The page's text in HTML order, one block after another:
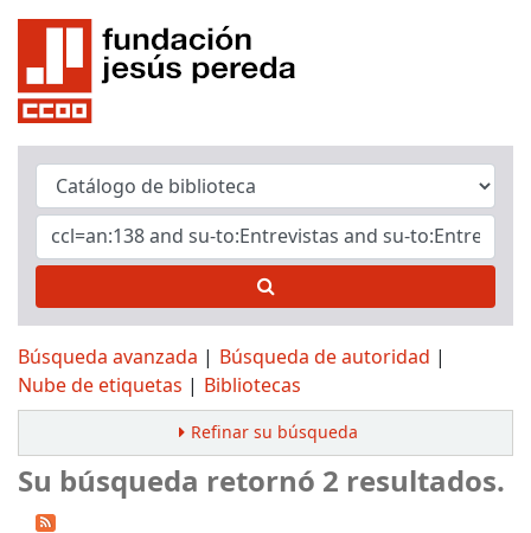
Búsqueda avanzada
Búsqueda de autoridad
Nube de etiquetas
Bibliotecas
Refinar su búsqueda
Su búsqueda retornó 2 resultados.